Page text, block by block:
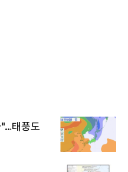
태풍도